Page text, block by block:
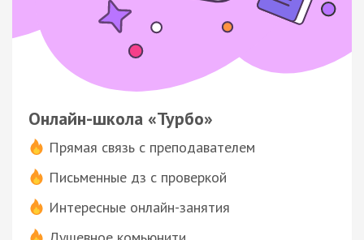
Онлайн-школа «Турбо»
Прямая связь с преподавателем
Письменные дз с проверкой
Интересные онлайн-занятия